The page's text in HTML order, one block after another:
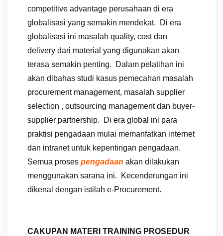
competitive advantage perusahaan di era
globalisasi yang semakin mendekat. Di era
globalisasi ini masalah quality, cost dan
delivery dari material yang digunakan akan
terasa semakin penting. Dalam pelatihan ini
akan dibahas studi kasus pemecahan masalah
procurement management, masalah supplier
selection , outsourcing management dan buyer-
supplier partnership. Di era global ini para
praktisi pengadaan mulai memanfatkan internet
dan intranet untuk kepentingan pengadaan.
Semua proses pengadaan akan dilakukan
menggunakan sarana ini. Kecenderungan ini
dikenal dengan istilah e-Procurement.
CAKUPAN MATERI TRAINING PROSEDUR